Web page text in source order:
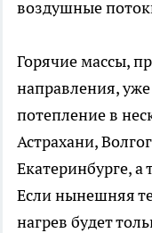
воздушные
Горячие массы,
направления,
потепление в
Астрахани,
Екатеринбурге,
Если нынешняя
нагрев будет